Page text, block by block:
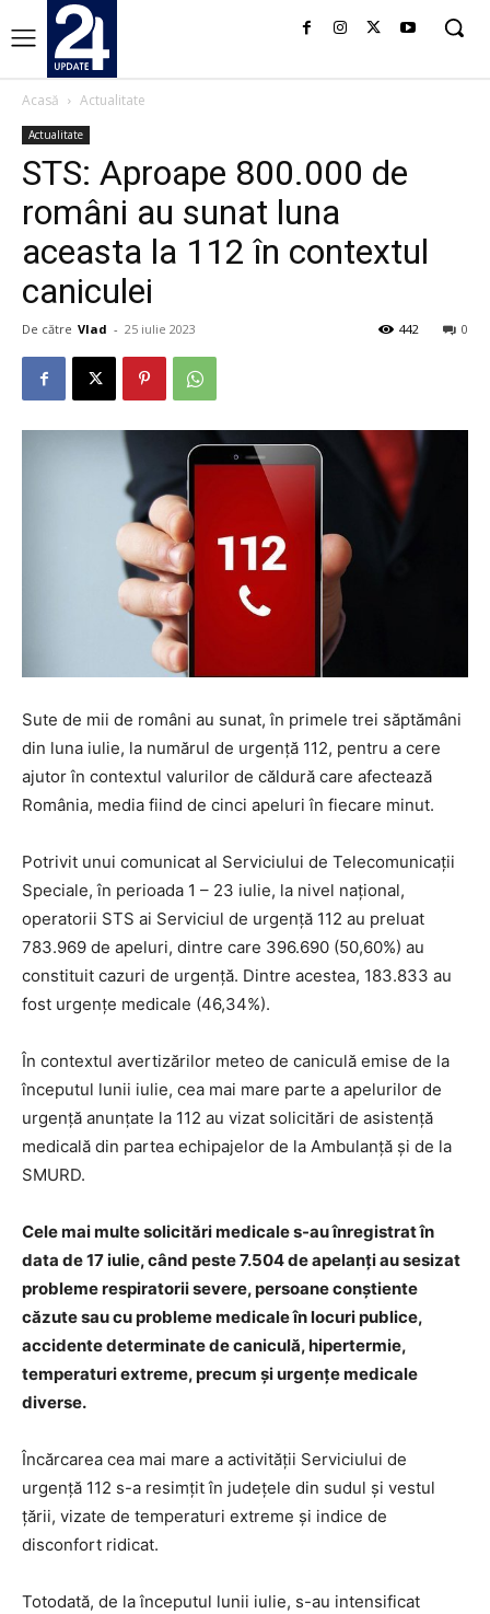
Acasă Actualitate
Actualitate
STS: Aproape 800.000 de
români au sunat luna
aceasta la 112 în contextul
caniculei
De către Vlad - 25 iulie 2023 0
442
Sute de mii de români au sunat, în primele trei săptămâni
din luna iulie, la numărul de urgenţă 112, pentru a cere
ajutor în contextul valurilor de căldură care afectează
România, media fiind de cinci apeluri în fiecare minut.
Potrivit unui comunicat al Serviciului de Telecomunicaţii
Speciale, în perioada 1 – 23 iulie, la nivel naţional,
operatorii STS ai Serviciul de urgenţă 112 au preluat
783.969 de apeluri, dintre care 396.690 (50,60%) au
constituit cazuri de urgenţă. Dintre acestea, 183.833 au
fost urgenţe medicale (46,34%).
În contextul avertizărilor meteo de caniculă emise de la
începutul lunii iulie, cea mai mare parte a apelurilor de
urgenţă anunţate la 112 au vizat solicitări de asistenţă
medicală din partea echipajelor de la Ambulanţă şi de la
SMURD.
Cele mai multe solicitări medicale s-au înregistrat în
data de 17 iulie, când peste 7.504 de apelanţi au sesizat
probleme respiratorii severe, persoane conştiente
căzute sau cu probleme medicale în locuri publice,
accidente determinate de caniculă, hipertermie,
temperaturi extreme, precum şi urgenţe medicale
diverse.
Încărcarea cea mai mare a activităţii Serviciului de
urgenţă 112 s-a resimţit în judeţele din sudul şi vestul
ţării, vizate de temperaturi extreme şi indice de
disconfort ridicat.
Totodată, de la începutul lunii iulie, s-au intensificat